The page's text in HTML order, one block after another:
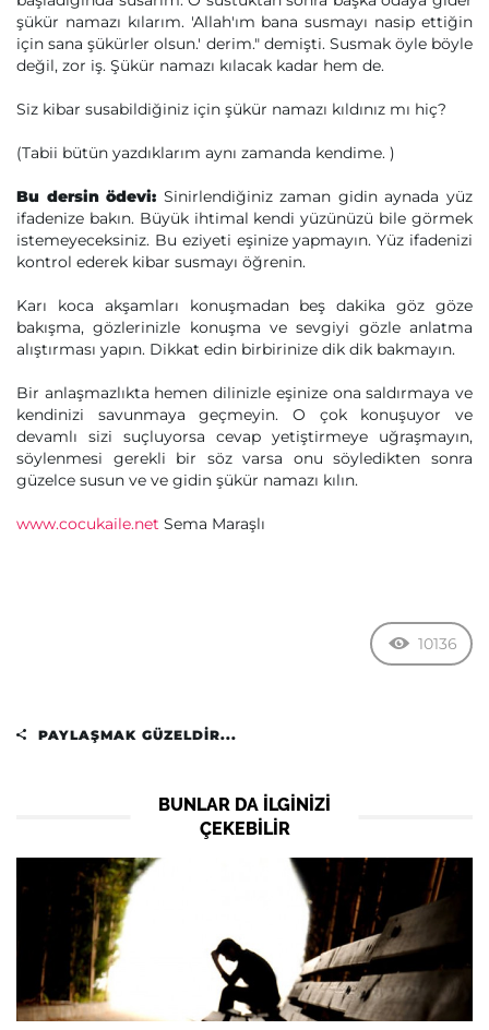
şükür namazı kılarım. 'Allah'ım bana susmayı nasip ettiğin
için sana şükürler olsun.' derim." demişti. Susmak öyle böyle
değil, zor iş. Şükür namazı kılacak kadar hem de.
Siz kibar susabildiğiniz için şükür namazı kıldınız mı hiç?
(Tabii bütün yazdıklarım aynı zamanda kendime. )
Bu dersin ödevi: Sinirlendiğiniz zaman gidin aynada yüz
ifadenize bakın. Büyük ihtimal kendi yüzünüzü bile görmek
istemeyeceksiniz. Bu eziyeti eşinize yapmayın. Yüz ifadenizi
kontrol ederek kibar susmayı öğrenin.
Karı koca akşamları konuşmadan beş dakika göz göze
bakışma, gözlerinizle konuşma ve sevgiyi gözle anlatma
alıştırması yapın. Dikkat edin birbirinize dik dik bakmayın.
Bir anlaşmazlıkta hemen dilinizle eşinize ona saldırmaya ve
kendinizi savunmaya geçmeyin. O çok konuşuyor ve
devamlı sizi suçluyorsa cevap yetiştirmeye uğraşmayın,
söylenmesi gerekli bir söz varsa onu söyledikten sonra
güzelce susun ve ve gidin şükür namazı kılın.
www.cocukaile.net Sema Maraşlı
10136
PAYLAŞMAK GÜZELDIR...
BUNLAR DA ILGINIZI
ÇEKEBILIR